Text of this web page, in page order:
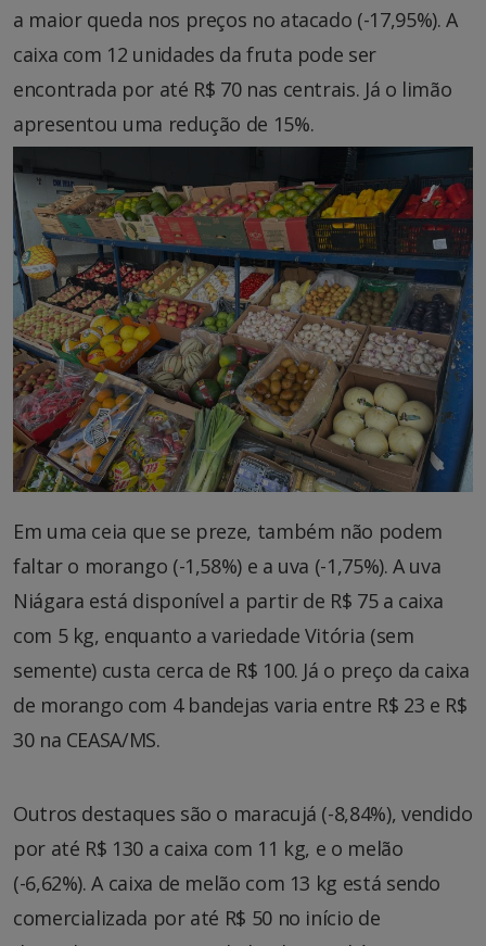
a maior queda nos preços no atacado (-17,95%). A
caixa com 12 unidades da fruta pode ser
encontrada por até R$ 70 nas centrais. Já o limão
apresentou uma redução de 15%.
Em uma ceia que se preze, também não podem
faltar o morango (-1,58%) e a uva (-1,75%). A uva
Niágara está disponível a partir de R$ 75 a caixa
com 5 kg, enquanto a variedade Vitória (sem
semente) custa cerca de R$ 100. Já o preço da caixa
de morango com 4 bandejas varia entre R$ 23 e R$
30 na CEASA/MS.
Outros destaques são o maracujá (-8,84%), vendido
por até R$ 130 a caixa com 11 kg, e o melão
(-6,62%). A caixa de melão com 13 kg está sendo
comercializada por até R$ 50 no início de